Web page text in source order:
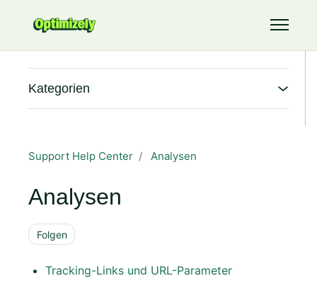
Support Help Center Analysen
Analysen
Folgen
Tracking-Links und URL-Parameter
Kategorien